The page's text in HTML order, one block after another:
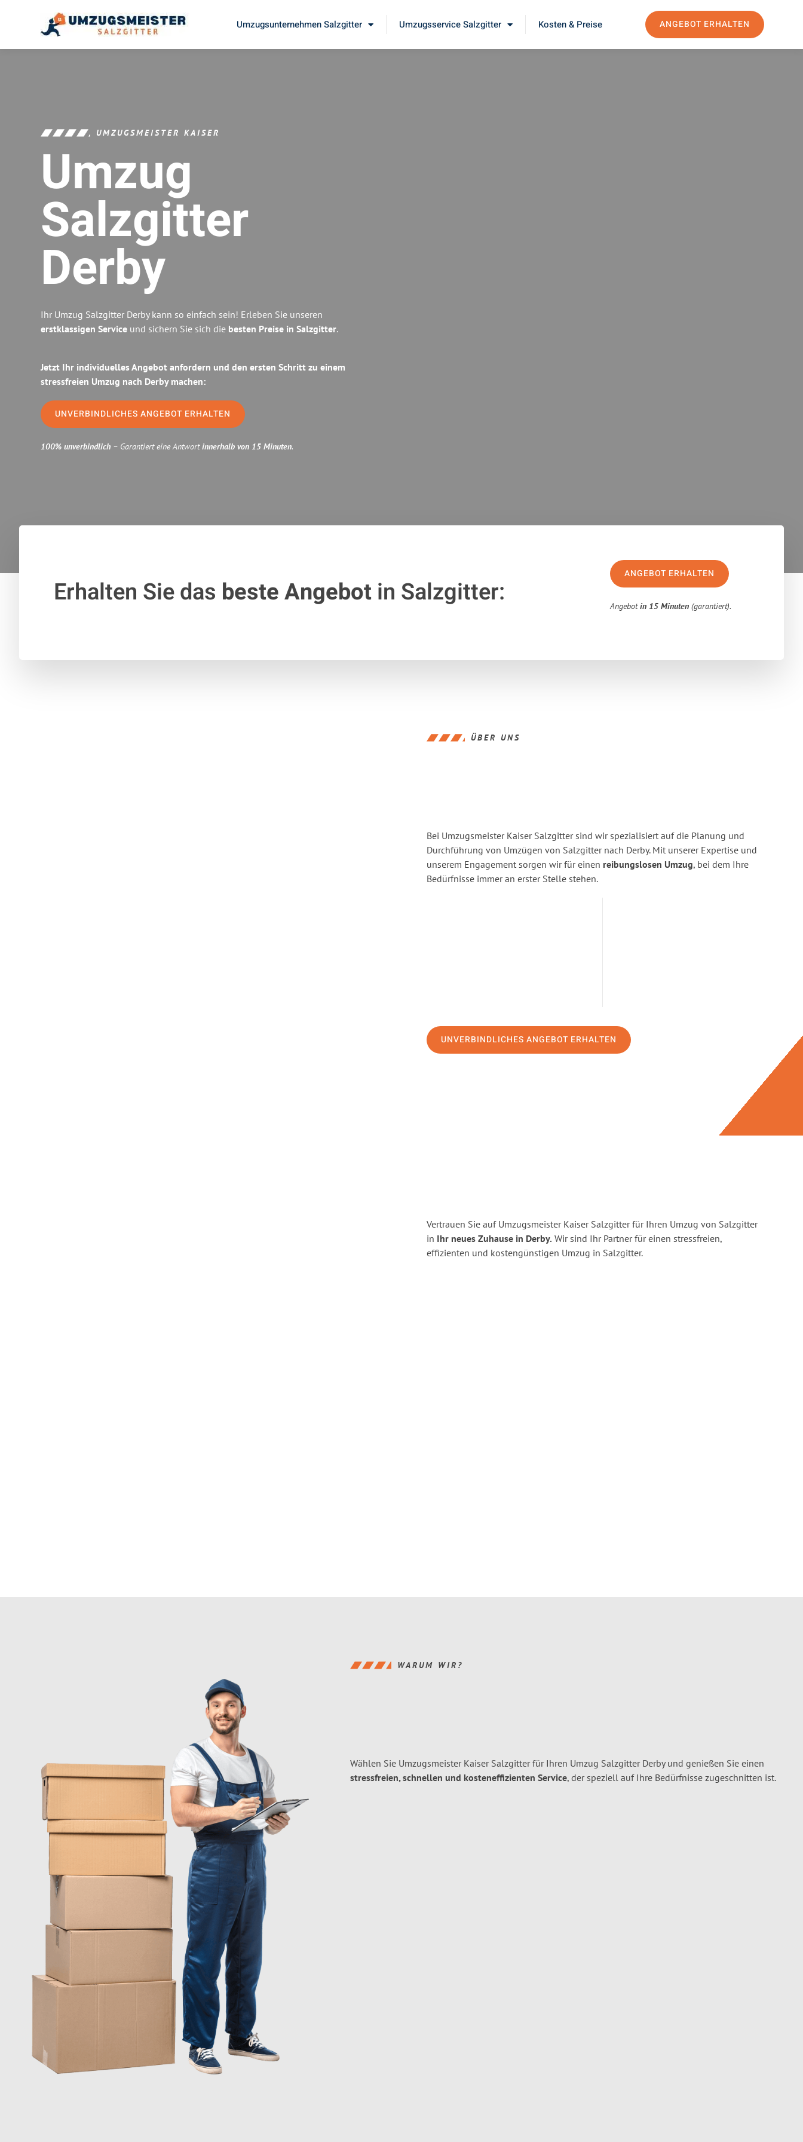
Umzugsunternehmen Salzgitter Umzugsservice Salzgitter Kosten & Preise ANGEBOT ERHALTEN
UMZUGSMEISTER KAISER
Umzug
Salzgitter
Derby
Ihr Umzug Salzgitter Derby kann so einfach sein! Erleben Sie unseren
erstklassigen Service und sichern Sie sich die besten Preise in Salzgitter.
Jetzt Ihr individuelles Angebot anfordern und den ersten Schritt zu einem
stressfreien Umzug nach Derby machen:
UNVERBINDLICHES ANGEBOT ERHALTEN
100% unverbindlich – Garantiert eine Antwortinnerhalb von 15 Minuten.
Erhalten Sie das beste Angebotin Salzgitter:
ANGEBOT ERHALTEN
Angebotin 15 Minuten (garantiert).
ÜBER UNS
Bei Umzugsmeister Kaiser Salzgitter sind wir spezialisiert auf die Planung und
Durchführung von Umzügen von Salzgitter nach Derby. Mit unserer Expertise und
unserem Engagement sorgen wir für einen reibungslosen Umzug, bei dem Ihre
Bedürfnisse immer an erster Stelle stehen.
UNVERBINDLICHES ANGEBOT ERHALTEN
Vertrauen Sie auf Umzugsmeister Kaiser Salzgitter für Ihren Umzug von Salzgitter
in Ihr neues Zuhause in Derby. Wir sind Ihr Partner für einen stressfreien,
effizienten und kostengünstigen Umzug in Salzgitter.
WARUM WIR?
Wählen Sie Umzugsmeister Kaiser Salzgitter für Ihren Umzug Salzgitter Derby und genießen Sie einen
stressfreien, schnellen und kosteneffizienten Service, der speziell auf Ihre Bedürfnisse zugeschnitten ist.